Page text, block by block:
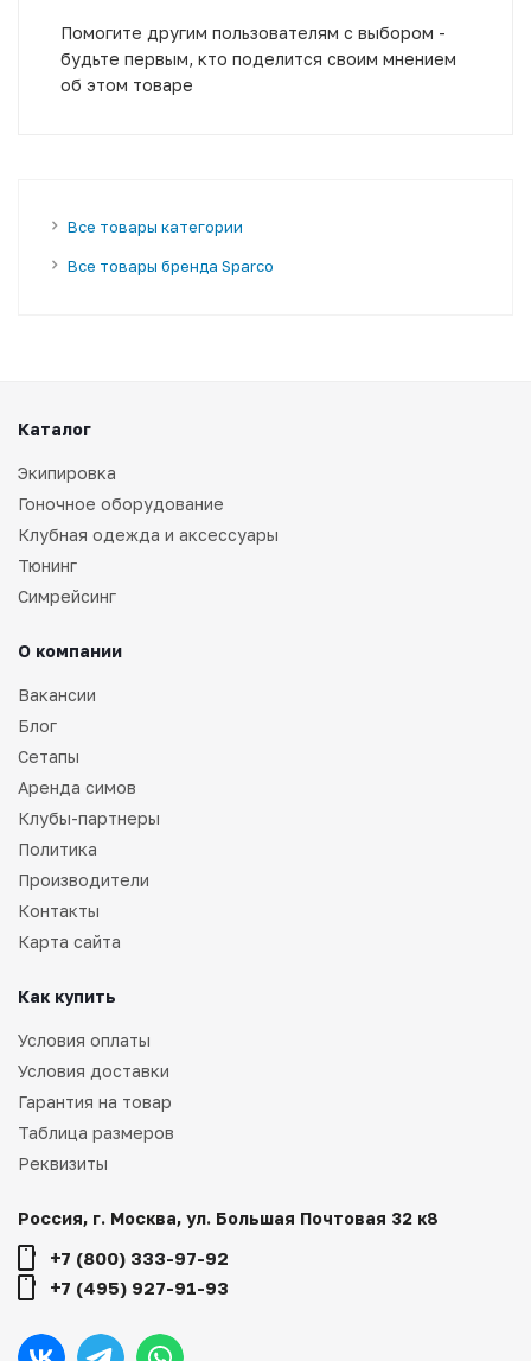
Помогите другим пользователям с выбором -
будьте первым, кто поделится своим мнением
об этом товаре
Все товары категории
Все товары бренда Sparco
Каталог
Экипировка
Гоночное оборудование
Клубная одежда и аксессуары
Тюнинг
Симрейсинг
О компании
Вакансии
Блог
Сетапы
Аренда симов
Клубы-партнеры
Политика
Производители
Контакты
Карта сайта
Как купить
Условия оплаты
Условия доставки
Гарантия на товар
Таблица размеров
Реквизиты
Россия, г. Москва, ул. Большая Почтовая 32 к8
+7 (800) 333-97-92
+7 (495) 927-91-93